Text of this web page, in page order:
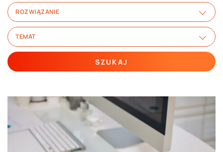
ROZWIĄZANIE
TEMAT
SZUKAJ